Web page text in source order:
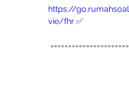
https://
vie/fhr ✅